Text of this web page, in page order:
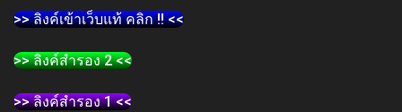
>> ลิงค์เข้าเว็บแท้ คลิก !! <<
>> ลิงค์สำรอง 2 <<
>> ลิงค์สำรอง 1 <<